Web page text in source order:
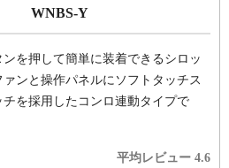
WNBS-Y
ンを押して簡単に装着できるシロッ
ァンと操作パネルにソフトタッチス
チを採用したコンロ連動タイプで
平均レビュー 4.6